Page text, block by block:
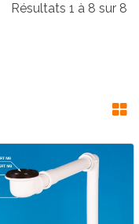
Résultats 1 à 8 sur 8